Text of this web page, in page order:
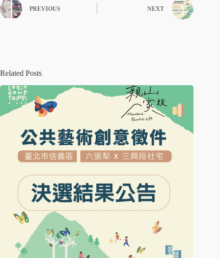
PREVIOUS NEXT
Related Posts